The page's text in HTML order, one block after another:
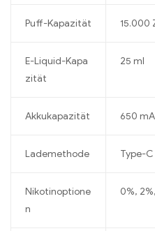
Puff-Kapazität 15.000
E-Liquid-Kapa
zität
25 ml
Akkukapazität 650
Lademethode Type-C
Nikotinoptione
n
0%,